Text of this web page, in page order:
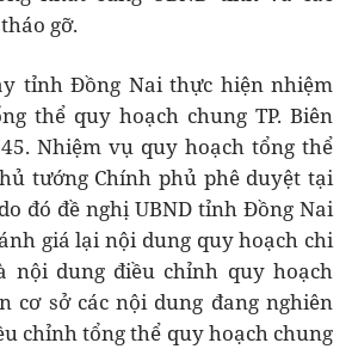
gỡ.
tỉnh Đồng Nai thực hiện nhiệm
thể quy hoạch chung TP. Biên
Nhiệm vụ quy hoạch tổng thể
tướng Chính phủ phê duyệt tại
đó đề nghị UBND tỉnh Đồng Nai
giá lại nội dung quy hoạch chi
nội dung điều chỉnh quy hoạch
cơ sở các nội dung đang nghiên
chỉnh tổng thể quy hoạch chung